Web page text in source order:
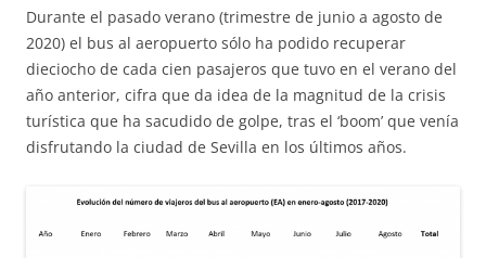
Durante el pasado verano (trimestre de junio a agosto de
2020) el bus al aeropuerto sólo ha podido recuperar
dieciocho de cada cien pasajeros que tuvo en el verano del
año anterior, cifra que da idea de la magnitud de la crisis
turística que ha sacudido de golpe, tras el ‘boom’ que venía
disfrutando la ciudad de Sevilla en los últimos años.